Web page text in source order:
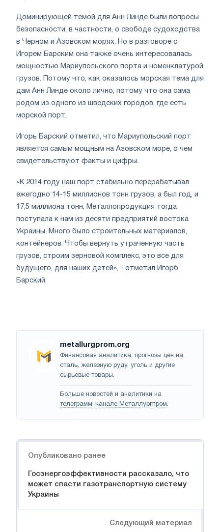
Доминирующей темой для Анн Линде были вопросы
безопасности, в частности, о свободе судоходства
в Черном и Азовском морях. Но в разговоре с
Игорем Барским она также очень интересовалась
мощностью Мариупольского порта и номенклатурой
грузов. Потому что, как оказалось морская тема для
дам Анн Линде около лично, потому что она сама
родом из одного из шведских городов, где есть
морской порт.
Игорь Барский отметил, что Мариупольский порт
является самым мощным на Азовском море, о чем
свидетельствуют факты и цифры.
«К 2014 году наш порт стабильно перерабатывал
ежегодно 14-15 миллионов тонн грузов, а был год, и
17,5 миллиона тонн. Металлопродукция тогда
поступала к нам из десяти предприятий востока
Украины. Много было строительных материалов,
контейнеров. Чтобы вернуть утраченную часть
грузов, строим зерновой комплекс, это все для
будущего, для наших детей», - отметил Игорб
Барский.
metallurgprom.org
Финансовая аналитика, прогнозы цен на
сталь, железную руду, уголь и другие
сырьевые товары.
Больше новостей и аналитики на
телеграмм-канале Металлургпром.
Опубликовано ранее
Госэнергоэффективности рассказало, что
может спасти газотранспортную систему
Украины
Следующий материал